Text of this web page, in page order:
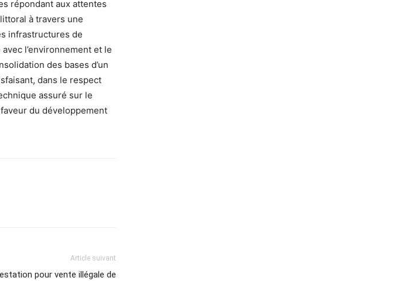
répondant aux attentes
à travers une
infrastructures de
l’environnement et le
des bases d’un
dans le respect
assuré sur le
du développement
Article suivant
pour vente illégale de